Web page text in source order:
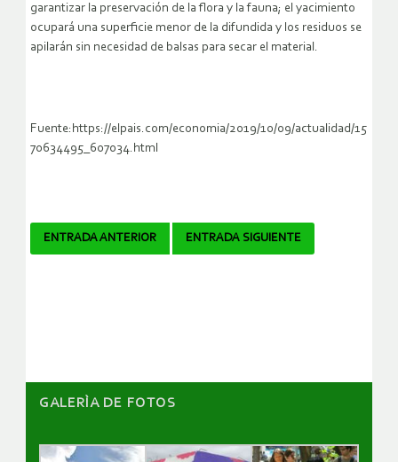
garantizar la preservación de la flora y la fauna; el yacimiento
ocupará una superficie menor de la difundida y los residuos se
apilarán sin necesidad de balsas para secar el material.
Fuente:https://elpais.com/economia/2019/10/09/actualidad/15
70634495_607034.html
Navegador
ENTRADA ANTERIOR ENTRADA SIGUIENTE
GALERÌA DE FOTOS